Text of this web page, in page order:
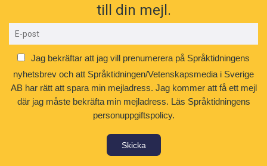
till din mejl.
Jag bekräftar att jag vill prenumerera på Språktidningens
nyhetsbrev och att Språktidningen/Vetenskapsmedia i Sverige
AB har rätt att spara min mejladress. Jag kommer att få ett mejl
där jag måste bekräfta min mejladress. Läs Språktidningens
personuppgiftspolicy.
Skicka